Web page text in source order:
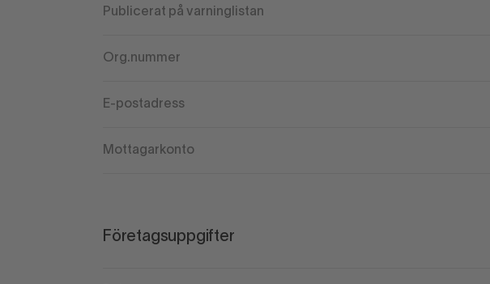
Publicerat på varninglistan
Org.nummer
E-postadress
Mottagarkonto
Företagsuppgifter